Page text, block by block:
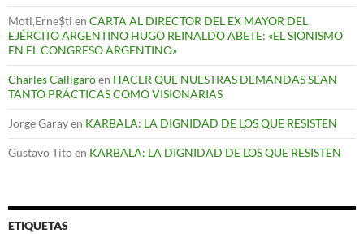
Moti,Erne$ti en CARTA AL DIRECTOR DEL EX MAYOR DEL
EJÉRCITO ARGENTINO HUGO REINALDO ABETE: «EL SIONISMO
EN EL CONGRESO ARGENTINO»
Charles Calligaroen HACER QUE NUESTRAS DEMANDAS SEAN
TANTO PRÁCTICAS COMO VISIONARIAS
Jorge Garayen KARBALA: LA DIGNIDAD DE LOS QUE RESISTEN
Gustavo Titoen KARBALA: LA DIGNIDAD DE LOS QUE RESISTEN
ETIQUETAS